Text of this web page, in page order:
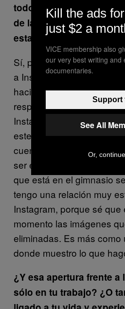
todo el problema
de la sexualidad con
esta plataforma.
Sí, pues en realidad
a Instagram en la cabeza.
haciendo estas
responder a las reglas
Instagram. Pero sí me
este tipo de reportes y
cuenta la cantidad de
ser escandalosas, pero
que está en el gimnasio
tengo una relación muy
Instagram, porque sé que
momento las imágenes
eliminadas. Es más como
donde muestro lo que
¿Y esa apertura frente a
sólo en tu trabajo? ¿O
Kill the ads for
just $2 a
VICE membership also
our very best writing and
documentaries.
Support
See All
Or,